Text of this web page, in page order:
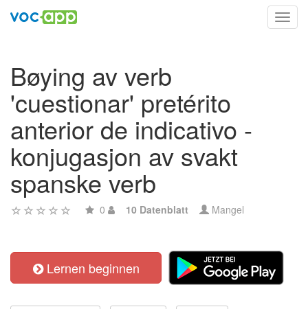
Bøying av verb
'cuestionar' pretérito
anterior de indicativo -
konjugasjon av svakt
spanske verb
0 10 Datenblatt Mangel
Lernen beginnen